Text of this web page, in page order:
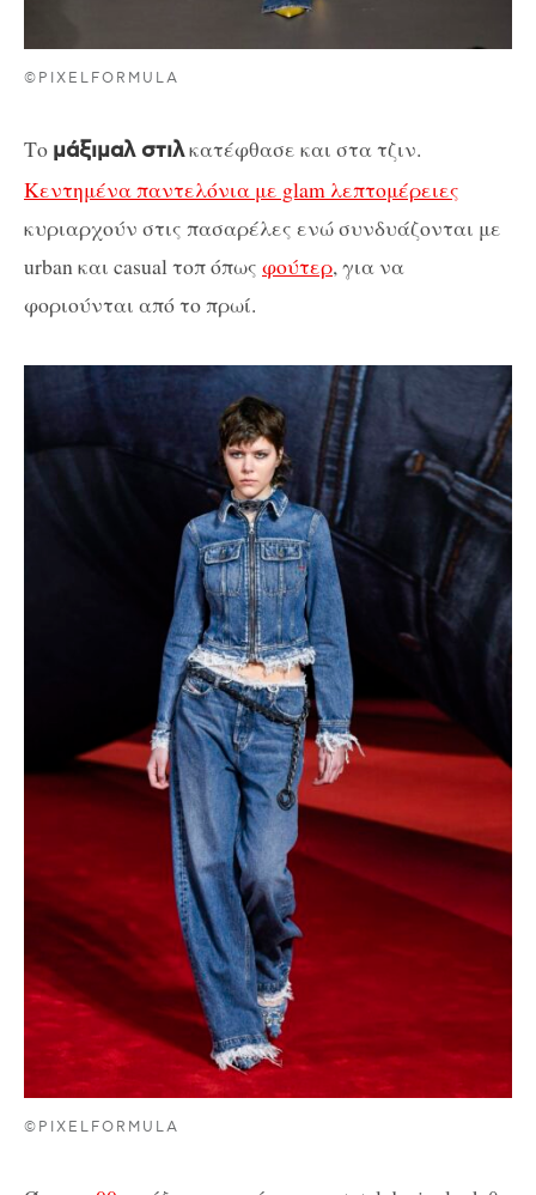
©PIXELFORMULA
Το μάξιμαλ στιλκατέφθασε και στα τζιν.
Κεντημένα παντελόνια με glam λεπτομέρειες
κυριαρχούν στις πασαρέλες ενώ συνδυάζονται με
urban και casual τοπ όπως φούτερ, για να
φοριούνται από το πρωί.
©PIXELFORMULA